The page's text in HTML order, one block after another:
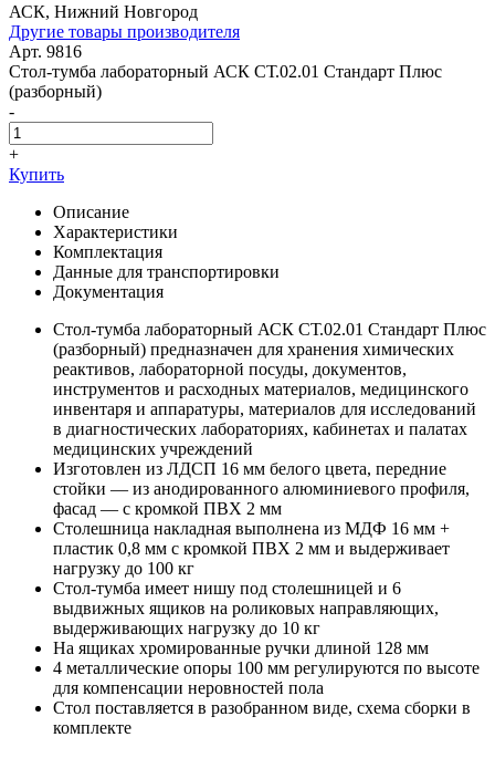
АСК, Нижний Новгород
Другие товары производителя
Арт. 9816
Стол-тумба лабораторный АСК СТ.02.01 Стандарт Плюс
(разборный)
-
+
Купить
Описание
Характеристики
Комплектация
Данные для транспортировки
Документация
Стол-тумба лабораторный АСК СТ.02.01 Стандарт Плюс
(разборный) предназначен для хранения химических
реактивов, лабораторной посуды, документов,
инструментов и расходных материалов, медицинского
инвентаря и аппаратуры, материалов для исследований
в диагностических лабораториях, кабинетах и палатах
медицинских учреждений
Изготовлен из ЛДСП 16 мм белого цвета, передние
стойки — из анодированного алюминиевого профиля,
фасад — с кромкой ПВХ 2 мм
Столешница накладная выполнена из МДФ 16 мм +
пластик 0,8 мм с кромкой ПВХ 2 мм и выдерживает
нагрузку до 100 кг
Стол-тумба имеет нишу под столешницей и 6
выдвижных ящиков на роликовых направляющих,
выдерживающих нагрузку до 10 кг
На ящиках хромированные ручки длиной 128 мм
4 металлические опоры 100 мм регулируются по высоте
для компенсации неровностей пола
Стол поставляется в разобранном виде, схема сборки в
комплекте